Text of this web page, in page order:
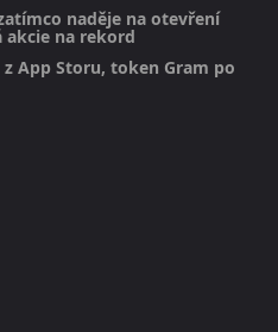
naděje na otevření
na rekord
App Storu, token Gram po